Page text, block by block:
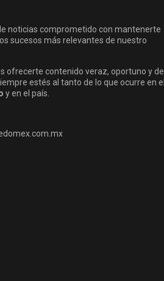
noticias comprometido con mantenerte
sucesos más relevantes de nuestro
ofrecerte contenido veraz, oportuno y de
estés al tanto de lo que ocurre en el
y en el país.